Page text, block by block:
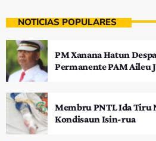
NOTÍCIAS POPULARES
PM Xanana Hatun
Permanente PAM Aileu
Membru PNTL Ida Tiru
Kondisaun Isin-rua